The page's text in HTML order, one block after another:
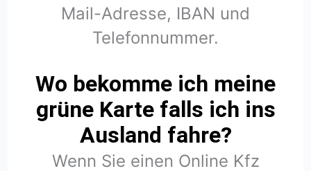
Mail-Adresse, IBAN und
Telefonnummer.
Wo bekomme ich meine
grüne Karte falls ich ins
Ausland fahre?
Wenn Sie einen Online Kfz